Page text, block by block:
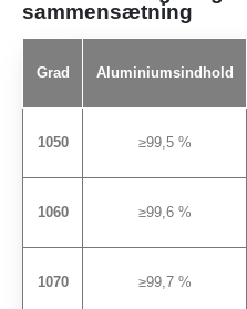
sammensætning
Grad Aluminiumsindhold
1050 ≥99,5 %
1060 ≥99,6 %
1070 ≥99,7 %